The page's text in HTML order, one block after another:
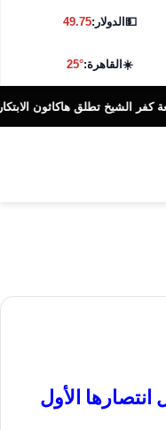
💵الدولار:49.75
☀️القاهرة:25°
هاكاثون الابتكار في الحوسبة والذكاء الاصطناعي
الأول